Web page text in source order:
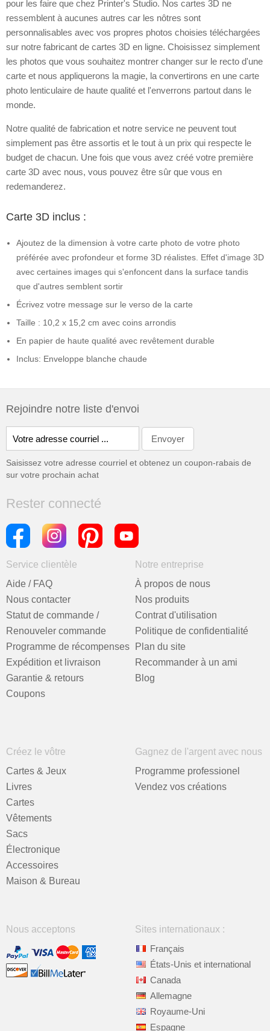
pour les faire que chez Printer's Studio. Nos cartes 3D ne
ressemblent à aucunes autres car les nôtres sont
personnalisables avec vos propres photos choisies téléchargées
sur notre fabricant de cartes 3D en ligne. Choisissez simplement
les photos que vous souhaitez montrer changer sur le recto d'une
carte et nous appliquerons la magie, la convertirons en une carte
photo lenticulaire de haute qualité et l'enverrons partout dans le
monde.
Notre qualité de fabrication et notre service ne peuvent tout
simplement pas être assortis et le tout à un prix qui respecte le
budget de chacun. Une fois que vous avez créé votre première
carte 3D avec nous, vous pouvez être sûr que vous en
redemanderez.
Carte 3D inclus :
Ajoutez de la dimension à votre carte photo de votre photo
préférée avec profondeur et forme 3D réalistes. Effet d'image 3D
avec certaines images qui s'enfoncent dans la surface tandis
que d'autres semblent sortir
Écrivez votre message sur le verso de la carte
Taille : 10,2 x 15,2 cm avec coins arrondis
En papier de haute qualité avec revêtement durable
Inclus: Enveloppe blanche chaude
Rejoindre notre liste d'envoi
Saisissez votre adresse courriel et obtenez un coupon-rabais de
sur votre prochain achat
Rester connecté
Service clientèle
Aide / FAQ
Nous contacter
Statut de commande /
Renouveler commande
Programme de récompenses
Expédition et livraison
Garantie & retours
Coupons
Notre entreprise
À propos de nous
Nos produits
Contrat d'utilisation
Politique de confidentialité
Plan du site
Recommander à un ami
Blog
Créez le vôtre
Cartes & Jeux
Livres
Cartes
Vêtements
Sacs
Électronique
Accessoires
Maison & Bureau
Gagnez de l'argent avec nous
Programme professionel
Vendez vos créations
Nous acceptons
Sites internationaux :
Français
États-Unis et international
Canada
Allemagne
Royaume-Uni
Espagne